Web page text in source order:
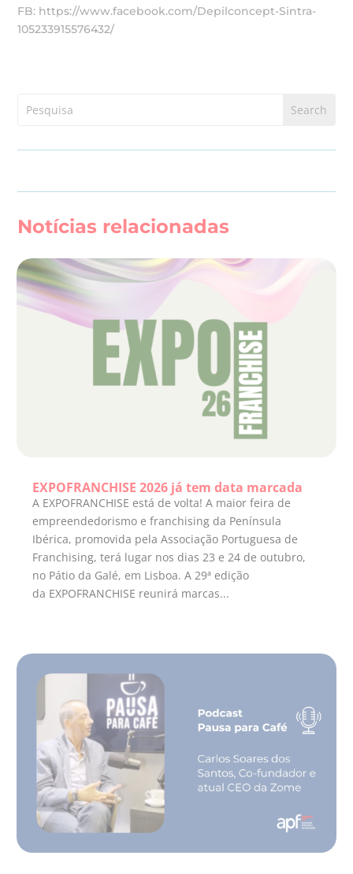
FB: https://www.facebook.com/Depilconcept-Sintra-
105233915576432/
Notícias relacionadas
EXPOFRANCHISE 2026 já tem data marcada
A EXPOFRANCHISE está de volta! A maior feira de
empreendedorismo e franchising da Península
Ibérica, promovida pela Associação Portuguesa de
Franchising, terá lugar nos dias 23 e 24 de outubro,
no Pátio da Galé, em Lisboa. A 29ª edição
da EXPOFRANCHISE reunirá marcas...